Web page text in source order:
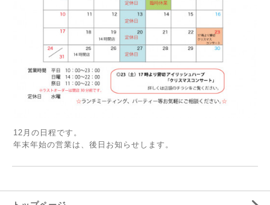
12月の日程です。
年末年始の営業は、後日お知らせします。